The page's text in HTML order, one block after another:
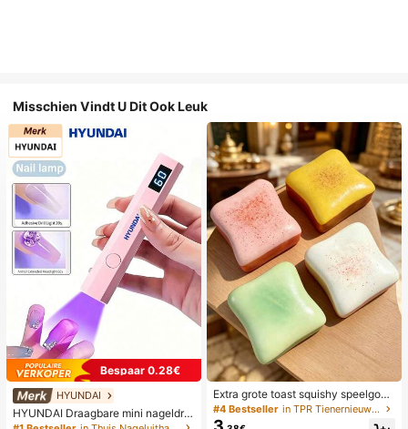
Misschien Vindt U Dit Ook Leuk
Bespaar 0.28€
HYUNDAI
HYUNDAI Draagbare mini nageldro
ger, oplaadbare handlamp UV/LED
Extra grote toast squishy speelgoe
d, superzachte boter toast stressve
rlichtend knijpspeelgoed, verkrijgba
#4 Bestseller in TPR Tienernieuwigheid en grappenspeelgoed